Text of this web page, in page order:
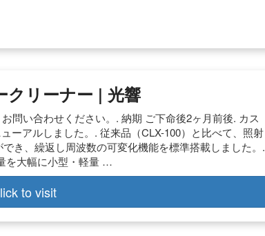
クリーナー | 光響
問い合わせください。. 納期 ご下命後2ヶ月前後. カス
ーアルしました。. 従来品（CLX-100）と比べて、照射
き、繰返し周波数の可変化機能を標準搭載しました。.
を大幅に小型・軽量 …
to visit